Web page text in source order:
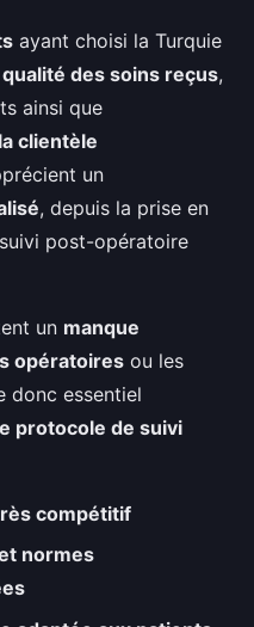
ayant choisi la Turquie
qualité des soins reçus,
ainsi que
clientèle
un
, depuis la prise en
suivi post-opératoire
un manque
opératoires ou les
donc essentiel
protocole de suivi
compétitif
normes